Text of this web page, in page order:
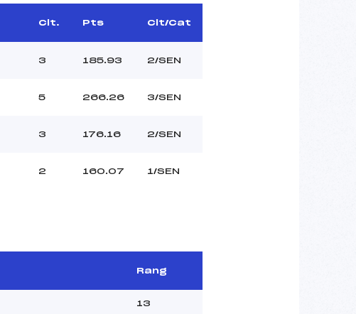
Clt. Pts Clt/Cat
3 185.93 2/SEN
5 266.26 3/SEN
3 176.16 2/SEN
2 160.07 1/SEN
Rang
13